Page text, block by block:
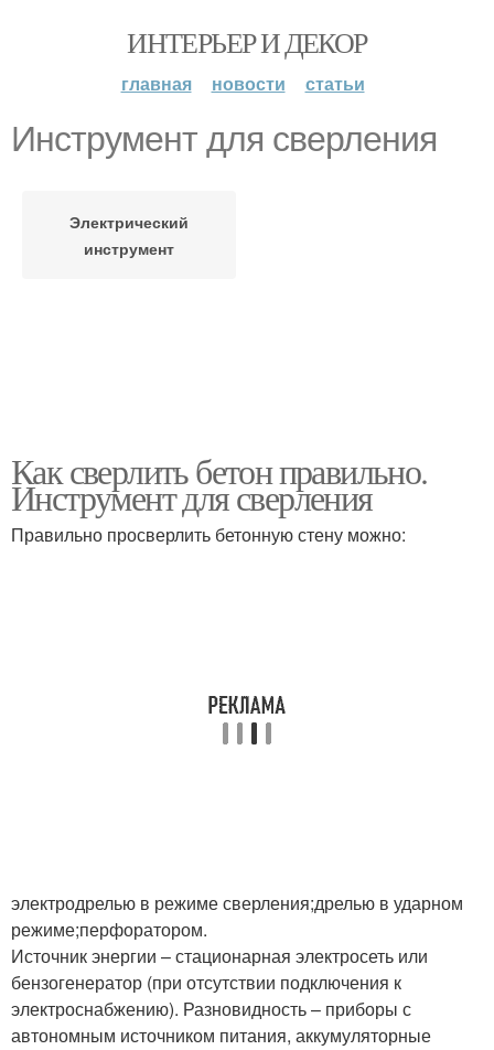
ИНТЕРЬЕР И ДЕКОР
главная новости статьи
Инструмент для сверления
Электрический
инструмент
Как сверлить бетон правильно.
Инструмент для сверления
Правильно просверлить бетонную стену можно:
электродрелью в режиме сверления;дрелью в ударном
режиме;перфоратором.
Источник энергии – стационарная электросеть или
бензогенератор (при отсутствии подключения к
электроснабжению). Разновидность – приборы с
автономным источником питания, аккумуляторные